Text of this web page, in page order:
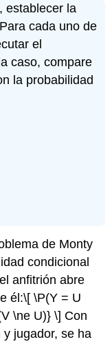
establecer la
cada uno de
el
caso, compare
la probabilidad
de Monty
condicional
anfitrión abre
él:\[ \P(Y = U
\ne U)} \] Con
y jugador, se ha